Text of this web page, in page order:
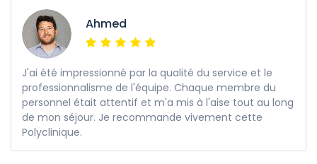
Ahmed
J'ai été impressionné par la qualité du service et le
professionnalisme de l'équipe. Chaque membre du
personnel était attentif et m'a mis à l'aise tout au long
de mon séjour. Je recommande vivement cette
Polyclinique.